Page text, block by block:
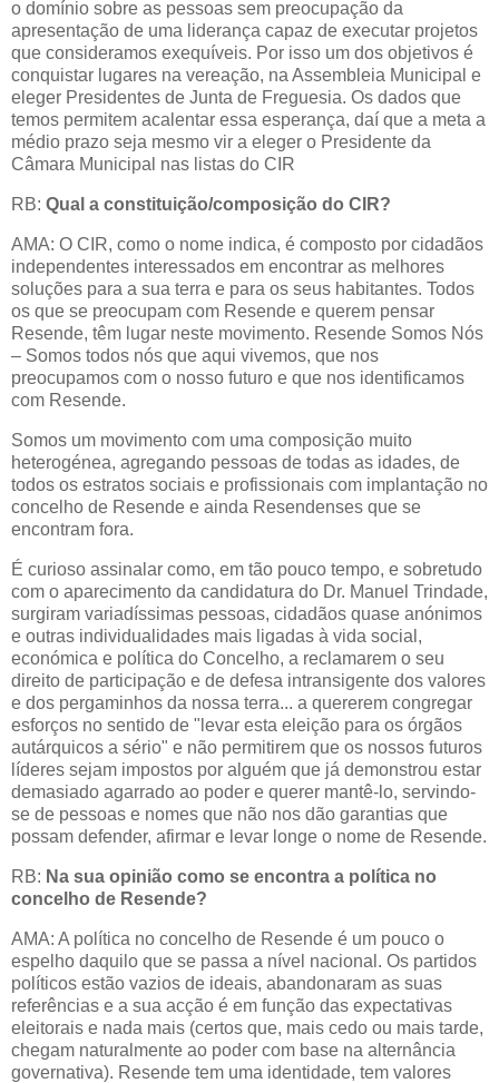
o domínio sobre as pessoas sem preocupação da
apresentação de uma liderança capaz de executar projetos
que consideramos exequíveis. Por isso um dos objetivos é
conquistar lugares na vereação, na Assembleia Municipal e
eleger Presidentes de Junta de Freguesia. Os dados que
temos permitem acalentar essa esperança, daí que a meta a
médio prazo seja mesmo vir a eleger o Presidente da
Câmara Municipal nas listas do CIR
RB: Qual a constituição/composição do CIR?
AMA: O CIR, como o nome indica, é composto por cidadãos
independentes interessados em encontrar as melhores
soluções para a sua terra e para os seus habitantes. Todos
os que se preocupam com Resende e querem pensar
Resende, têm lugar neste movimento. Resende Somos Nós
– Somos todos nós que aqui vivemos, que nos
preocupamos com o nosso futuro e que nos identificamos
com Resende.
Somos um movimento com uma composição muito
heterogénea, agregando pessoas de todas as idades, de
todos os estratos sociais e profissionais com implantação no
concelho de Resende e ainda Resendenses que se
encontram fora.
É curioso assinalar como, em tão pouco tempo, e sobretudo
com o aparecimento da candidatura do Dr. Manuel Trindade,
surgiram variadíssimas pessoas, cidadãos quase anónimos
e outras individualidades mais ligadas à vida social,
económica e política do Concelho, a reclamarem o seu
direito de participação e de defesa intransigente dos valores
e dos pergaminhos da nossa terra... a quererem congregar
esforços no sentido de "levar esta eleição para os órgãos
autárquicos a sério" e não permitirem que os nossos futuros
líderes sejam impostos por alguém que já demonstrou estar
demasiado agarrado ao poder e querer mantê-lo, servindo-
se de pessoas e nomes que não nos dão garantias que
possam defender, afirmar e levar longe o nome de Resende.
RB: Na sua opinião como se encontra a política no
concelho de Resende?
AMA: A política no concelho de Resende é um pouco o
espelho daquilo que se passa a nível nacional. Os partidos
políticos estão vazios de ideais, abandonaram as suas
referências e a sua acção é em função das expectativas
eleitorais e nada mais (certos que, mais cedo ou mais tarde,
chegam naturalmente ao poder com base na alternância
governativa). Resende tem uma identidade, tem valores